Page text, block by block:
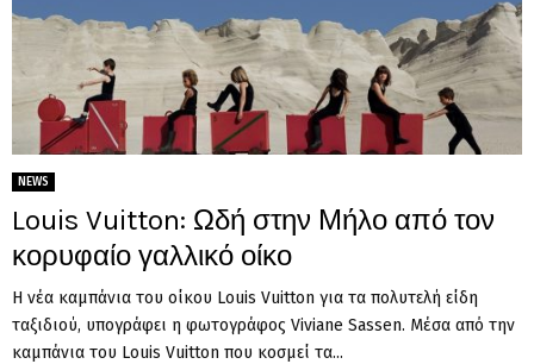
NEWS
Louis Vuitton: Ωδή στην Μήλο από τον
κορυφαίο γαλλικό οίκο
Η νέα καμπάνια του οίκου Louis Vuitton για τα πολυτελή είδη
ταξιδιού, υπογράφει η φωτογράφος Viviane Sassen. Μέσα από την
καμπάνια του Louis Vuitton που κοσμεί τα...